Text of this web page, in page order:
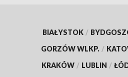
BIAŁYSTOK /
GORZÓW WLKP. /
KRAKÓW / LUBLIN /